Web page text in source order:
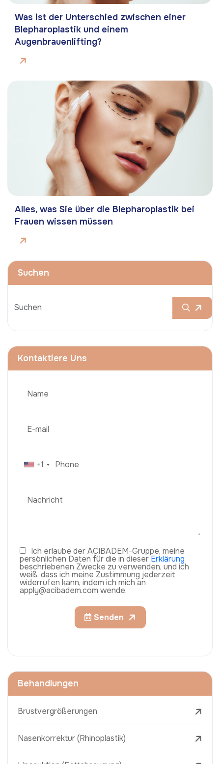
Was ist der Unterschied zwischen einer
Blepharoplastik und einem
Augenbrauenlifting?
Alles, was Sie über die Blepharoplastik bei
Frauen wissen müssen
Suchen
Kontaktiere Uns
+1
Ich erlaube der ACIBADEM-Gruppe, meine
persönlichen Daten für die in dieser Erklärung
beschriebenen Zwecke zu verwenden, und ich
weiß, dass ich meine Zustimmung jederzeit
widerrufen kann, indem ich mich an
apply@acibadem.com wende.
Senden
Behandlungen
Brustvergrößerungen
Nasenkorrektur (Rhinoplastik)